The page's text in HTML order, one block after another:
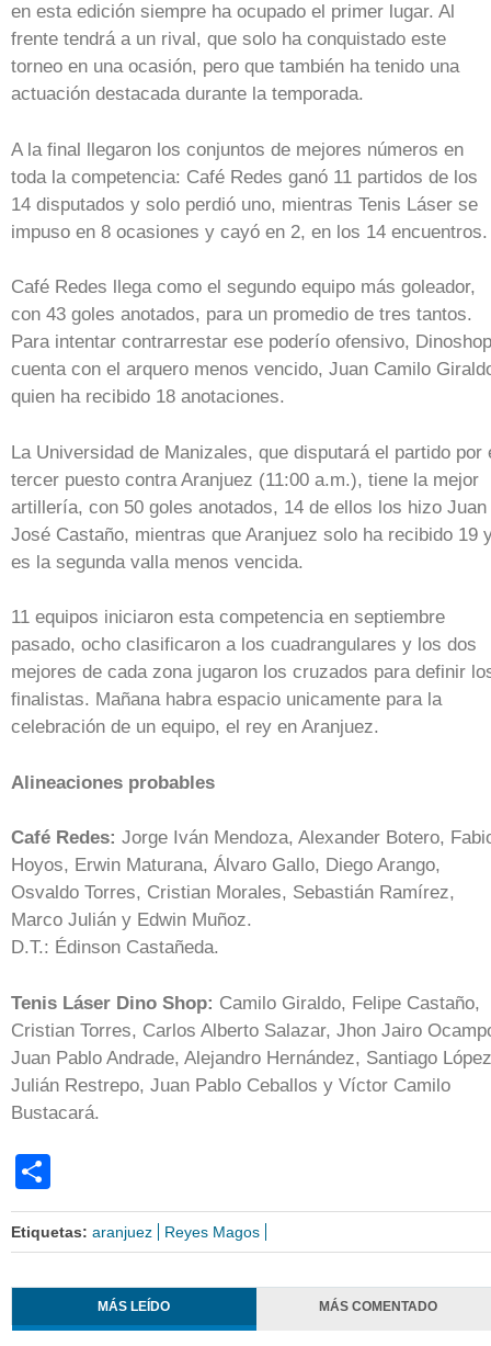
en esta edición siempre ha ocupado el primer lugar. Al
frente tendrá a un rival, que solo ha conquistado este
torneo en una ocasión, pero que también ha tenido una
actuación destacada durante la temporada.
A la final llegaron los conjuntos de mejores números en
toda la competencia: Café Redes ganó 11 partidos de los
14 disputados y solo perdió uno, mientras Tenis Láser se
impuso en 8 ocasiones y cayó en 2, en los 14 encuentros.
Café Redes llega como el segundo equipo más goleador,
con 43 goles anotados, para un promedio de tres tantos.
Para intentar contrarrestar ese poderío ofensivo, Dinoshop
cuenta con el arquero menos vencido, Juan Camilo
quien ha recibido 18 anotaciones.
La Universidad de Manizales, que disputará el partido por
tercer puesto contra Aranjuez (11:00 a.m.), tiene la mejor
artillería, con 50 goles anotados, 14 de ellos los hizo Juan
José Castaño, mientras que Aranjuez solo ha recibido 19
es la segunda valla menos vencida.
11 equipos iniciaron esta competencia en septiembre
pasado, ocho clasificaron a los cuadrangulares y los dos
mejores de cada zona jugaron los cruzados para definir
finalistas. Mañana habra espacio unicamente para la
celebración de un equipo, el rey en Aranjuez.
Alineaciones probables
Café Redes: Jorge Iván Mendoza, Alexander Botero,
Hoyos, Erwin Maturana, Álvaro Gallo, Diego Arango,
Osvaldo Torres, Cristian Morales, Sebastián Ramírez,
Marco Julián y Edwin Muñoz.
D.T.: Édinson Castañeda.
Tenis Láser Dino Shop: Camilo Giraldo, Felipe Castaño,
Cristian Torres, Carlos Alberto Salazar, Jhon Jairo
Juan Pablo Andrade, Alejandro Hernández, Santiago
Julián Restrepo, Juan Pablo Ceballos y Víctor Camilo
Bustacará.
Etiquetas: aranjuez Reyes Magos
MÁS LEÍDO MÁS COMENTADO